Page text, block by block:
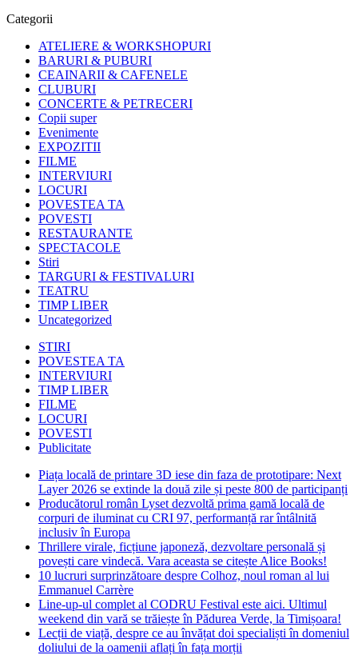
Categorii
ATELIERE & WORKSHOPURI
BARURI & PUBURI
CEAINARII & CAFENELE
CLUBURI
CONCERTE & PETRECERI
Copii super
Evenimente
EXPOZITII
FILME
INTERVIURI
LOCURI
POVESTEA TA
POVESTI
RESTAURANTE
SPECTACOLE
Stiri
TARGURI & FESTIVALURI
TEATRU
TIMP LIBER
Uncategorized
STIRI
POVESTEA TA
INTERVIURI
TIMP LIBER
FILME
LOCURI
POVESTI
Publicitate
Piața locală de printare 3D iese din faza de prototipare: Next
Layer 2026 se extinde la două zile și peste 800 de participanți
Producătorul român Lyset dezvoltă prima gamă locală de
corpuri de iluminat cu CRI 97, performanță rar întâlnită
inclusiv în Europa
Thrillere virale, ficțiune japoneză, dezvoltare personală și
povești care vindecă. Vara aceasta se citește Alice Books!
10 lucruri surprinzătoare despre Colhoz, noul roman al lui
Emmanuel Carrère
Line-up-ul complet al CODRU Festival este aici. Ultimul
weekend din vară se trăiește în Pădurea Verde, la Timișoara!
Lecții de viață, despre ce au învățat doi specialiști în domeniul
doliului de la oamenii aflați în fața morții